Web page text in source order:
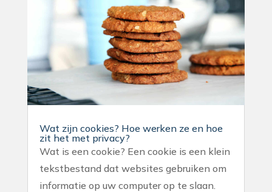
Wat zijn cookies? Hoe werken ze en hoe
zit het met privacy?
Wat is een cookie? Een cookie is een klein
tekstbestand dat websites gebruiken om
informatie op uw computer op te slaan.